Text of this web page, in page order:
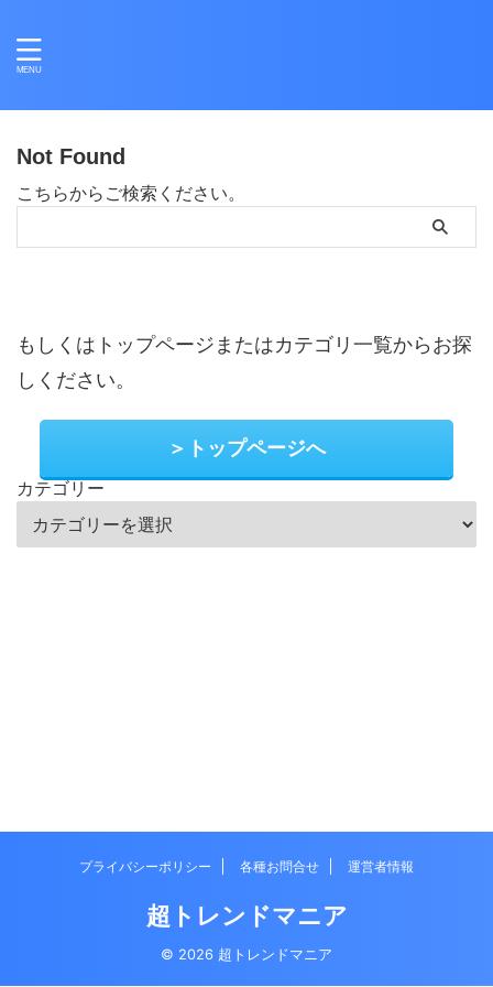
Not Found
こちらからご検索ください。
もしくはトップページまたはカテゴリ一覧からお探
しください。
＞トップページへ
カテゴリー
プライバシーポリシー 各種お問合せ 運営者情報
超トレンドマニア
© 2026 超トレンドマニア